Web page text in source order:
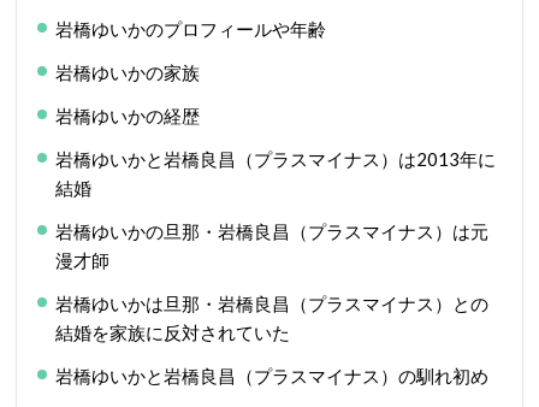
岩橋ゆいかのプロフィールや年齢
岩橋ゆいかの家族
岩橋ゆいかの経歴
岩橋ゆいかと岩橋良昌（プラスマイナス）は2013年に
結婚
岩橋ゆいかの旦那・岩橋良昌（プラスマイナス）は元
漫才師
岩橋ゆいかは旦那・岩橋良昌（プラスマイナス）との
結婚を家族に反対されていた
岩橋ゆいかと岩橋良昌（プラスマイナス）の馴れ初め